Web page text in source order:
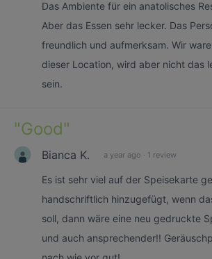
Das Ambiente für ein anatolisches
Aber das Essen sehr lecker. Das
freundlich und aufmerksam. Wir
dieser Location, wird aber nicht das
sein.
"Good"
Bianca K. a year ago · 1 review
Es ist sehr viel auf der Speisekarte
handschriftlich hinzugefügt, wenn
soll, dann wäre eine neu gedruckte
und auch ansprechender!!